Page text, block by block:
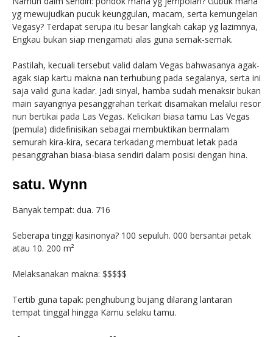
yg mewujudkan pucuk keunggulan, macam, serta kemungelan
Vegasy? Terdapat serupa itu besar langkah cakap yg lazimnya,
Engkau bukan siap mengamati alas guna semak-semak.
Pastilah, kecuali tersebut valid dalam Vegas bahwasanya agak-
agak siap kartu makna nan terhubung pada segalanya, serta ini
saja valid guna kadar. Jadi sinyal, hamba sudah menaksir bukan
main sayangnya pesanggrahan terkait disamakan melalui resor
nun bertikai pada Las Vegas. Kelicikan biasa tamu Las Vegas
(pemula) didefinisikan sebagai membuktikan bermalam
semurah kira-kira, secara terkadang membuat letak pada
pesanggrahan biasa-biasa sendiri dalam posisi dengan hina.
satu. Wynn
Banyak tempat: dua. 716
Seberapa tinggi kasinonya? 100 sepuluh. 000 bersantai petak
atau 10. 200 m²
Melaksanakan makna: $$$$$
Tertib guna tapak: penghubung bujang dilarang lantaran
tempat tinggal hingga Kamu selaku tamu.